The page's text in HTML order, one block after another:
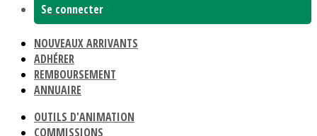
Se connecter
NOUVEAUX ARRIVANTS
ADHÉRER
REMBOURSEMENT
ANNUAIRE
OUTILS D'ANIMATION
COMMISSIONS